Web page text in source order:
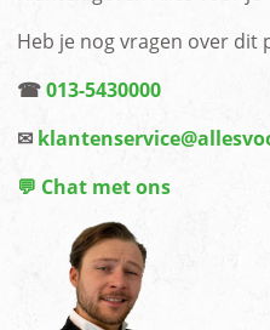
Heb je nog vragen over dit
☎013-5430000
✉
💬 Chat met ons